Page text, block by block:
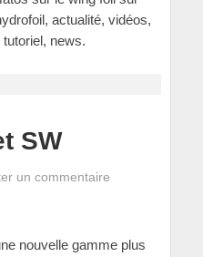
actualité, vidéos,
news.
SW
un commentaire
nouvelle gamme plus